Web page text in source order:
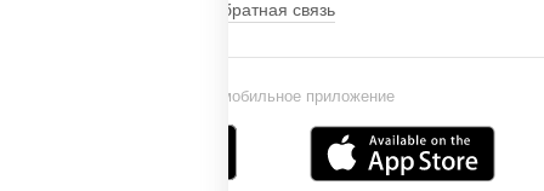
Установи мобильное приложение
Обратная связь